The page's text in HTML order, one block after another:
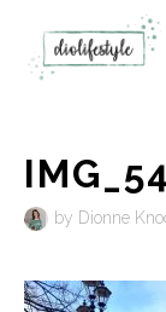
by Dionne